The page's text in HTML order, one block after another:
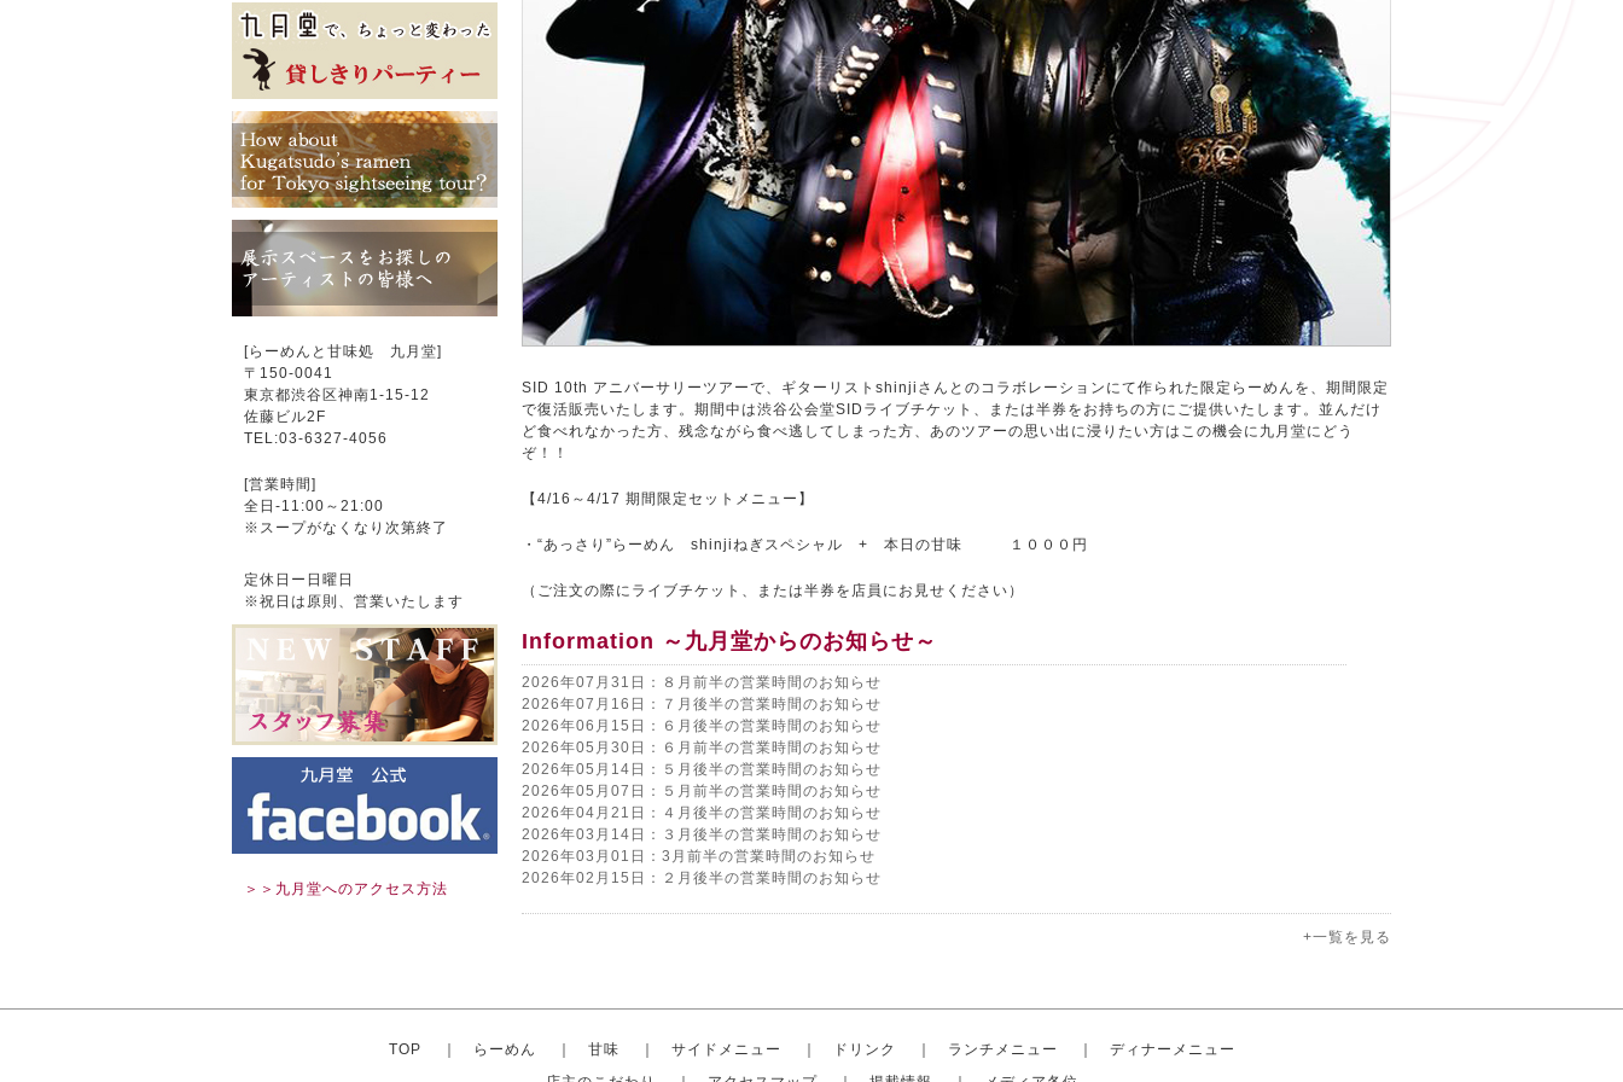
[らーめんと甘味処 九月堂]
〒 150-0041
東京都渋谷区神南1-15-12
佐藤ビル2F
TEL:03-6327-4056
[営業時間]
全日-11:00～21:00
※スープがなくなり次第終了
定休日ー日曜日
※祝日は原則、営業いたします
＞＞九月堂へのアクセス方法
SID 10th アニバーサリーツアーで、ギターリストshinjiさんとのコラボレーションにて作られた限定らーめんを、期間限定
で復活販売いたします。期間中は渋谷公会堂SIDライブチケット、または半券をお持ちの方にご提供いたします。並んだけ
ど食べれなかった方、残念ながら食べ逃してしまった方、あのツアーの思い出に浸りたい方はこの機会に九月堂にどう
ぞ！！
【4/16～4/17 期間限定セットメニュー】
・“あっさり”らーめん shinjiねぎスペシャル + 本日の甘味 １０００円
（ご注文の際にライブチケット、または半券を店員にお見せください）
Information ～九月堂からのお知らせ～
2026年07月31日：８月前半の営業時間のお知らせ
2026年07月16日：７月後半の営業時間のお知らせ
2026年06月15日：６月後半の営業時間のお知らせ
2026年05月30日：６月前半の営業時間のお知らせ
2026年05月14日：５月後半の営業時間のお知らせ
2026年05月07日：５月前半の営業時間のお知らせ
2026年04月21日：４月後半の営業時間のお知らせ
2026年03月14日：３月後半の営業時間のお知らせ
2026年03月01日：3月前半の営業時間のお知らせ
2026年02月15日：２月後半の営業時間のお知らせ
+一覧を見る
TOP らーめん 甘味 サイドメニュー ドリンク ランチメニュー
ディナーメニュー